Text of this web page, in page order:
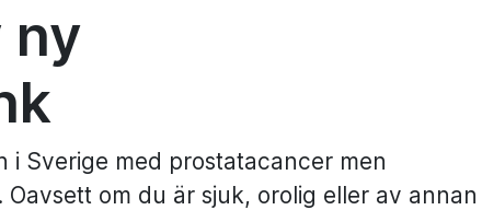
ny
Sverige med prostatacancer men
om du är sjuk, orolig eller av annan